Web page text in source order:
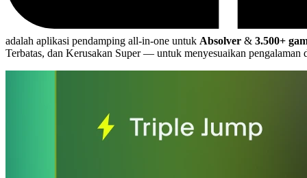
adalah aplikasi pendamping all-in-one untuk Absolver & 3.500+
Terbatas, dan Kerusakan Super— untuk menyesuaikan pengalaman